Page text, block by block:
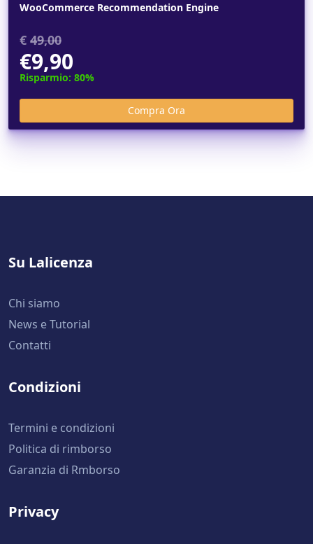
WooCommerce Recommendation Engine
€ 49,00
€9,90
Risparmio: 80%
Su Lalicenza
Chi siamo
News e Tutorial
Contatti
Condizioni
Termini e condizioni
Politica di rimborso
Garanzia di Rmborso
Privacy